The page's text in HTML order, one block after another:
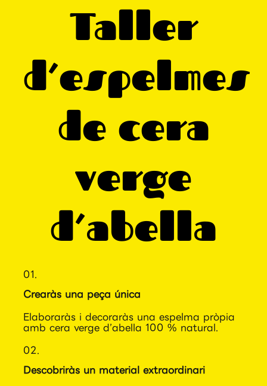
Taller
d’espelmes
de cera
verge
d’abella
01.
Crearàs una peça única
Elaboraràs i decoraràs una espelma pròpia
amb cera verge d’abella 100 % natural.
02.
Descobriràs un material extraordinari